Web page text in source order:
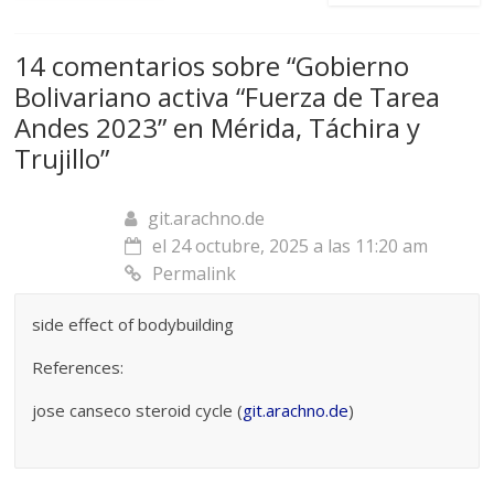
14 comentarios sobre “Gobierno
Bolivariano activa “Fuerza de Tarea
Andes 2023” en Mérida, Táchira y
Trujillo”
git.arachno.de
el 24 octubre, 2025 a las 11:20 am
Permalink
side effect of bodybuilding
References:
jose canseco steroid cycle (git.arachno.de)